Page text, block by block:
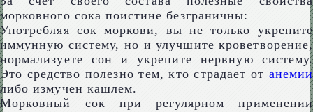
морковного сока поистине безграничны:
Употребляя сок моркови, вы не только укрепите
иммунную систему, но и улучшите кроветворение,
нормализуете сон и укрепите нервную систему.
Это средство полезно тем, кто страдает от анемии
либо измучен кашлем.
Морковный сок при регулярном применении